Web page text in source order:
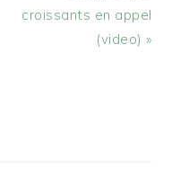
bericht:
croissants en appel
(video) »